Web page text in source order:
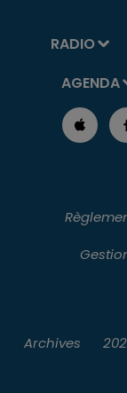
RADIO
AGENDA
Archives